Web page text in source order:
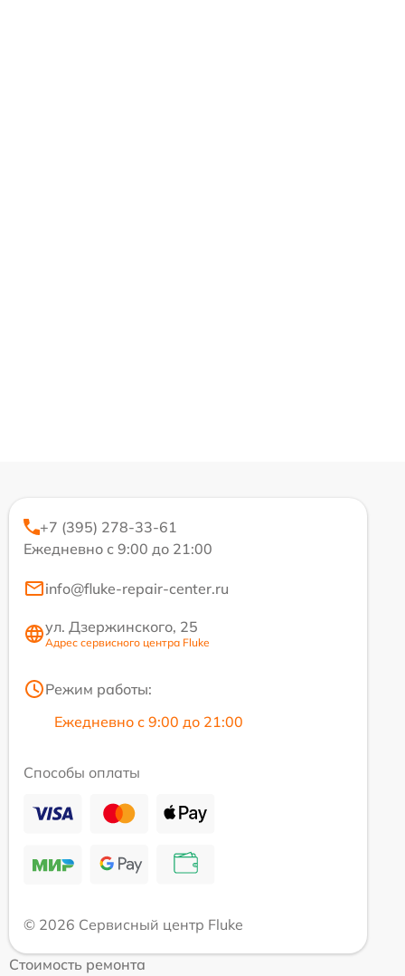
+7 (395) 278-33-61
Ежедневно с 9:00 до 21:00
info@fluke-repair-center.ru
ул. Дзержинского, 25
Адрес сервисного центра Fluke
Режим работы:
Ежедневно с 9:00 до 21:00
Способы оплаты
© 2026 Сервисный центр Fluke
Стоимость ремонта